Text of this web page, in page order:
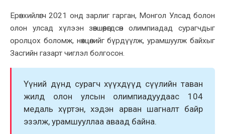
Ерөнхийлөгч 2021 онд зарлиг гарган, Монгол Улсад болон
олон улсад хүлээн зөвшөөрөгдсөн олимпиадад сурагчдыг
оролцох боломж, нөхцөлийг бүрдүүлж, урамшуулж байхыг
Засгийн газарт чиглэл болгосон.
Үүний дүнд сурагч хүүхдүүд сүүлийн таван
жилд олон улсын олимпиадуудаас 104
медаль хүртэн, хэдэн арван шагналт байр
эзэлж, урамшууллаа аваад байна.